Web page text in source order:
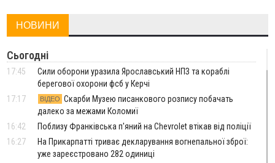
НОВИНИ
Сьогодні
17:45
Сили оборони уразила Ярославський НПЗ та кораблі
берегової охорони фсб у Керчі
17:17
ВІДЕО Скарби Музею писанкового розпису побачать
далеко за межами Коломиї
16:42
Поблизу Франківська п'яний на Chevrolet втікав від поліції
16:27
На Прикарпатті триває декларування вогнепальної зброї:
уже зареєстровано 282 одиниці